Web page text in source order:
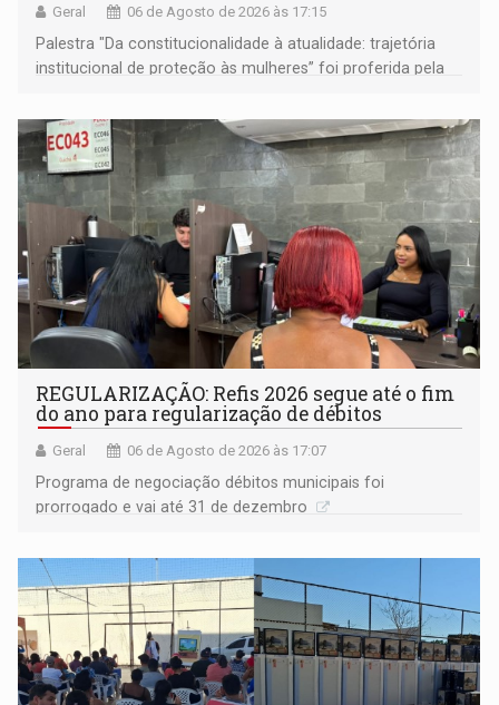
Geral 06 de Agosto de 2026 às 17:15
Palestra "Da constitucionalidade à atualidade: trajetória
institucional de proteção às mulheres” foi proferida pela
Goiás
REGULARIZAÇÃO: Refis 2026 segue até o fim
do ano para regularização de débitos
Geral 06 de Agosto de 2026 às 17:07
Programa de negociação débitos municipais foi
prorrogado e vai até 31 de dezembro